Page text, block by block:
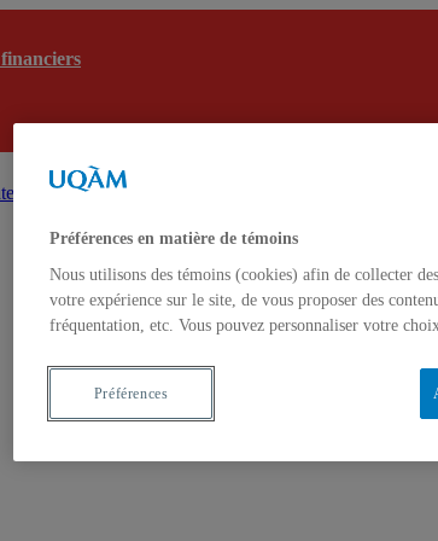
en surveillance des marchés financiers
Préférences en matière de témoins
Nous utilisons des témoins (cookies) afin de collecter
votre expérience sur le site, de vous proposer des
fréquentation, etc. Vous pouvez personnaliser votre
Préférences